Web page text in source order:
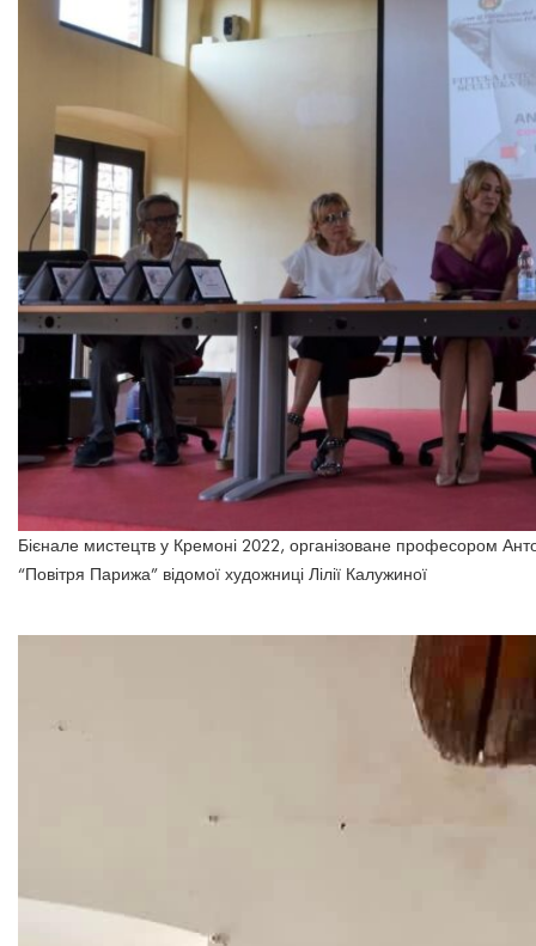
Бієнале мистецтв у Кремоні 2022, організоване професором
“Повітря Парижа” відомої художниці Лілії Калужиної